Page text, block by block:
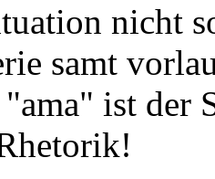
nicht
samt
ist der